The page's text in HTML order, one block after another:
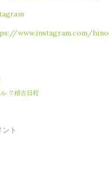
www.instagram.com/
: 7.稽古日程
ント